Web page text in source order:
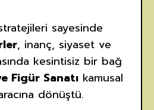
sayesinde
, inanç, siyaset ve
kesintisiz bir bağ
Figür Sanatı kamusal
dönüştü.